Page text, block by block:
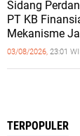
Sidang
PT KB
Mekanisme
03/08/2026, 23:01
TERPOPULER